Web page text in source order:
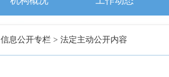
信息公开专栏 > 法定主动公开内容